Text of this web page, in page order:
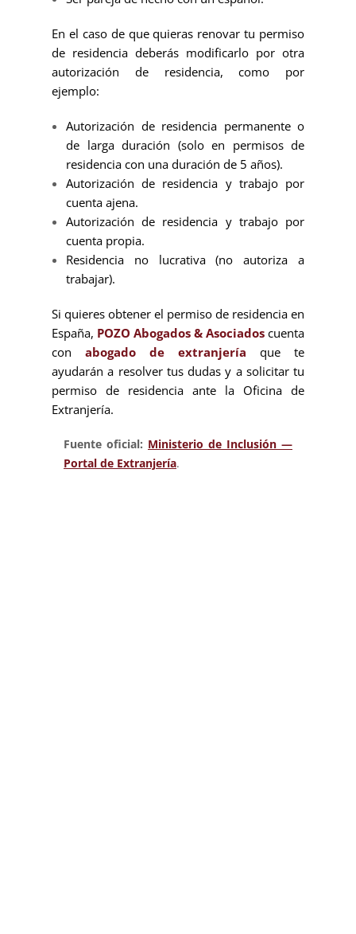
En el caso de que quieras renovar tu permiso
de residencia deberás modificarlo por otra
autorización de residencia, como por
ejemplo:
Autorización de residencia permanente o
de larga duración (solo en permisos de
residencia con una duración de 5 años).
Autorización de residencia y trabajo por
cuenta ajena.
Autorización de residencia y trabajo por
cuenta propia.
Residencia no lucrativa (no autoriza a
trabajar).
Si quieres obtener el permiso de residencia en
España, POZO Abogados & Asociados cuenta
con abogado de extranjería que te
ayudarán a resolver tus dudas y a solicitar tu
permiso de residencia ante la Oficina de
Extranjería.
Fuente oficial: Ministerio de Inclusión —
Portal de Extranjería.